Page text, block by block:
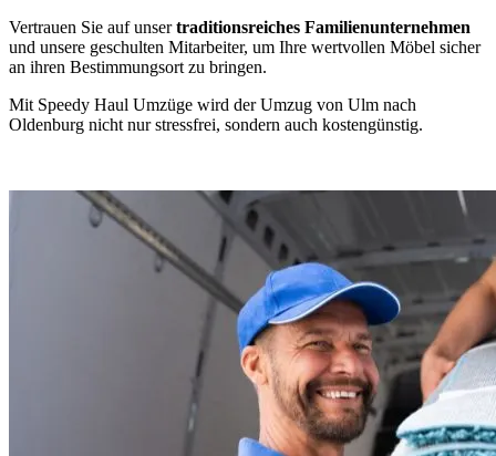
Vertrauen Sie auf unsertraditionsreiches Familienunternehmen
und unsere geschulten Mitarbeiter, um Ihre wertvollen Möbel sicher
an ihren Bestimmungsort zu bringen.
Mit Speedy Haul Umzüge wird der Umzug von Ulm nach
Oldenburg nicht nur stressfrei, sondern auch kostengünstig.